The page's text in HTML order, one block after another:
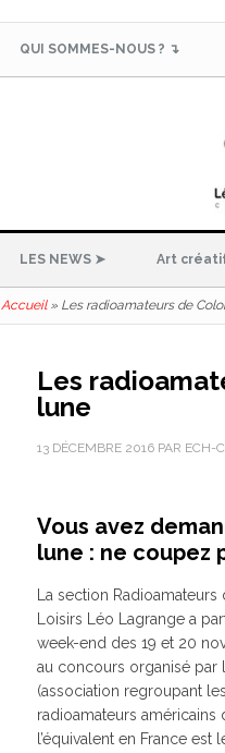
QUI SOMMES-NOUS ? ↴
LES NEWS ➤ Art
Accueil» Les radioamateurs de
Les
lune
13 DÉCEMBRE 2016 PAR ECH-
Vous avez
lune : ne coupez
La section Radioamateurs
Loisirs Léo Lagrange a
week-end des 19 et 20
au concours organisé par
(association regroupant les
radioamateurs américains
l’équivalent en France est